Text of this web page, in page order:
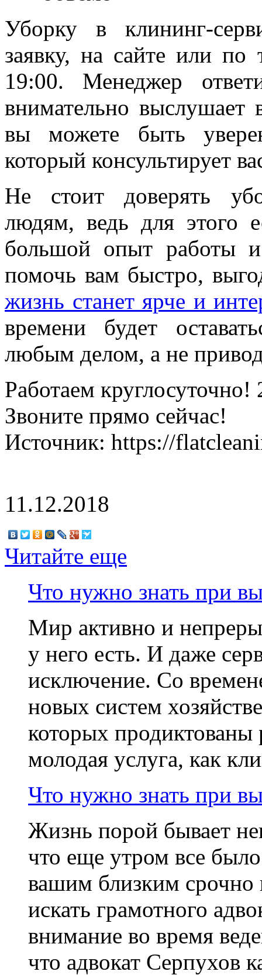
Уборку в клининг-
заявку, на сайте или
19:00. Менеджер
внимательно выслушает
вы можете быть
который консультирует
Не стоит доверять
людям, ведь для этого
большой опыт работы
помочь вам быстро,
жизнь станет ярче и
времени будет
любым делом, а не
Работаем круглосуточно!
Звоните прямо сейчас!
Источник: https://
11.12.2018
Читайте еще
Что нужно знать при
Мир активно и
у него есть. И даже
исключение. Со
новых систем
которых продиктованы
молодая услуга, как
Что нужно знать при
Жизнь порой бывает
что еще утром все
вашим близким срочно
искать грамотного
внимание во время
что адвокат Серпухов